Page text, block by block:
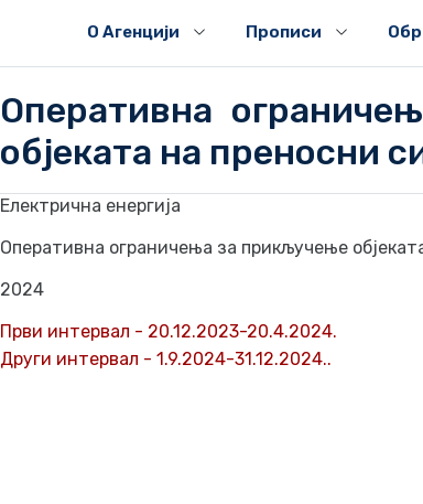
О Агенцији Прописи
Оперативна
објеката на преносни
Електрична енергија
Оперативна ограничења за прикључење
2024
Први интервал - 20.12.2023-20.4.2024.
Други интервал - 1.9.2024-31.12.2024..